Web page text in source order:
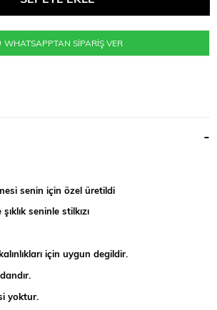
WHATSAPPTAN SİPARİŞ VER
senin için özel üretildi
seninle stilkızı
için uygun degildir.
yoktur.